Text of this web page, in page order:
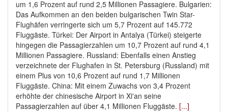
um 1,6 Prozent auf rund 2,5 Millionen Passagiere. Bulgarien:
Das Aufkommen an den beiden bulgarischen Twin Star-
Flughäfen verringerte sich um 5,7 Prozent auf 145.772
Fluggäste. Türkei: Der Airport in Antalya (Türkei) steigerte
hingegen die Passagierzahlen um 10,7 Prozent auf rund 4,1
Millionen Passagiere. Russland: Ebenfalls einen Anstieg
verzeichnete der Flughafen in St. Petersburg (Russland) mit
einem Plus von 10,6 Prozent auf rund 1,7 Millionen
Fluggäste. China: Mit einem Zuwachs von 3,4 Prozent
erhöhte der chinesische Airport in Xi'an seine
Passagierzahlen auf über 4,1 Millionen Fluggäste. [...]